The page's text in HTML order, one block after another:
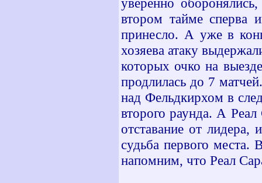
втором тайме сперва
принесло. А уже в
хозяева атаку
которых очко на
продлилась до 7
над Фельдкирхом в
второго раунда. А Реал
отставание от лидера,
судьба первого места.
напомним, что Реал